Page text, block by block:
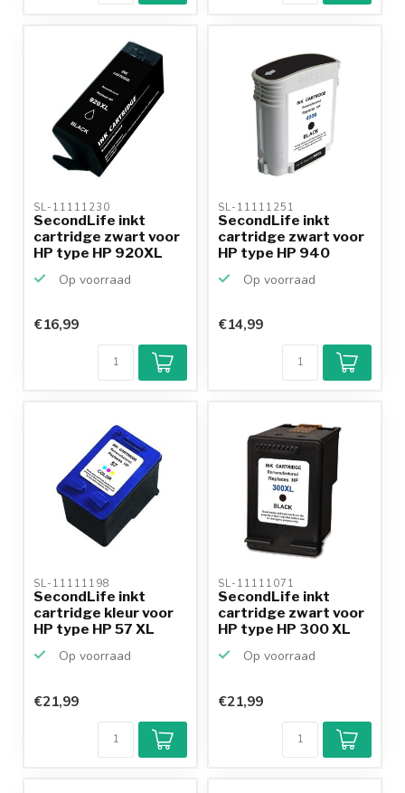
SL-11111230
SecondLife inkt
cartridge zwart voor
HP type HP 920XL
Op voorraad
€16,99
SL-11111251
SecondLife inkt
cartridge zwart voor
HP type HP 940
Op voorraad
€14,99
SL-11111198
SecondLife inkt
cartridge kleur voor
HP type HP 57 XL
Op voorraad
€21,99
SL-11111071
SecondLife inkt
cartridge zwart voor
HP type HP 300 XL
Op voorraad
Klantenbeoordeling
9,2/10
Achteraf
betalen mogelijk
€21,99